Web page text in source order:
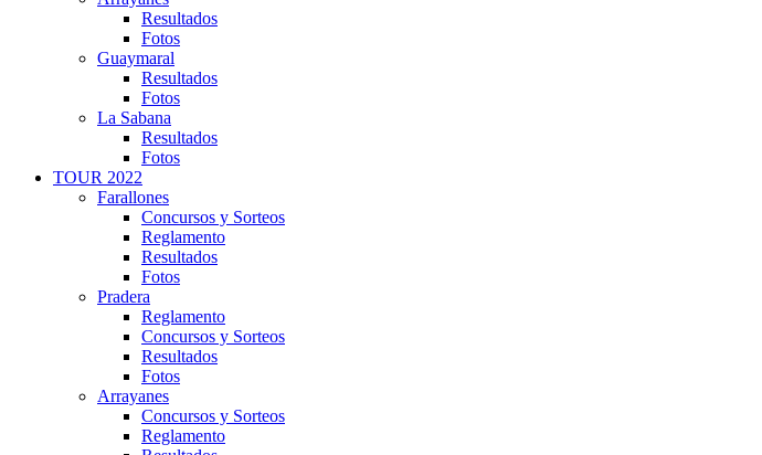
Resultados
Fotos
Guaymaral
Resultados
Fotos
La Sabana
Resultados
Fotos
TOUR 2022
Farallones
Concursos y Sorteos
Reglamento
Resultados
Fotos
Pradera
Reglamento
Concursos y Sorteos
Resultados
Fotos
Arrayanes
Concursos y Sorteos
Reglamento